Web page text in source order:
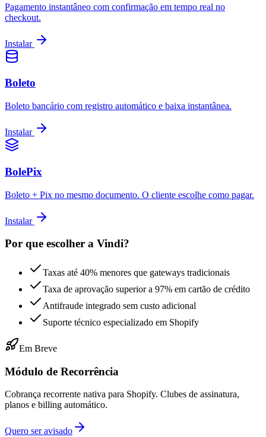
Pagamento instantâneo com confirmação em tempo real no
checkout.
Instalar
Boleto
Boleto bancário com registro automático e baixa instantânea.
Instalar
BolePix
Boleto + Pix no mesmo documento. O cliente escolhe como pagar.
Instalar
Por que escolher a Vindi?
Taxas até 40% menores que gateways tradicionais
Taxa de aprovação superior a 97% em cartão de crédito
Antifraude integrado sem custo adicional
Suporte técnico especializado em Shopify
Em Breve
Módulo de Recorrência
Cobrança recorrente nativa para Shopify. Clubes de assinatura,
planos e billing automático.
Quero ser avisado